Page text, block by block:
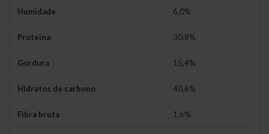
Humidade 6,0%
Proteína 30,8%
Gordura 15,4%
Hidratos de carbono 40,6%
Fibra bruta 1,6%